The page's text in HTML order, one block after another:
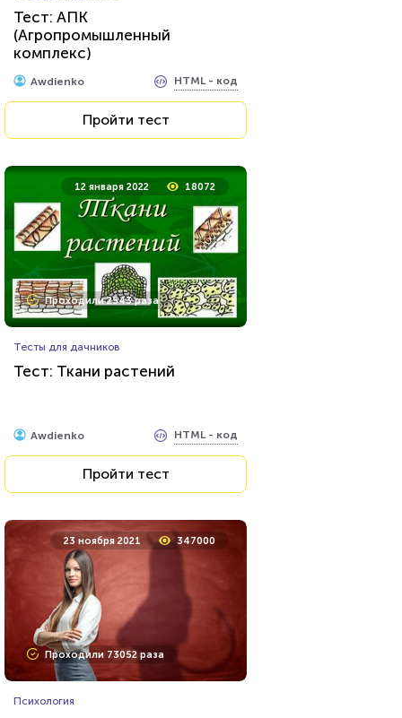
Тест: АПК
(Агропромышленный
комплекс)
Awdienko HTML - код
Пройти тест
12 января 2022 18072
Проходили 2543 раза
Тесты для дачников
Тест: Ткани растений
Awdienko HTML - код
Пройти тест
23 ноября 2021 347000
Проходили 73052 раза
Психология